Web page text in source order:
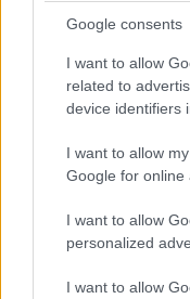
Google consents
I want to allow
related to
device identifiers
I want to allow
Google for online
I want to allow
personalized
I want to allow
ΟΙΚΟΝΟΜΙΑ08·08·2026
Ποιοι
τηλεφώνημα από
εκκρεμότητες